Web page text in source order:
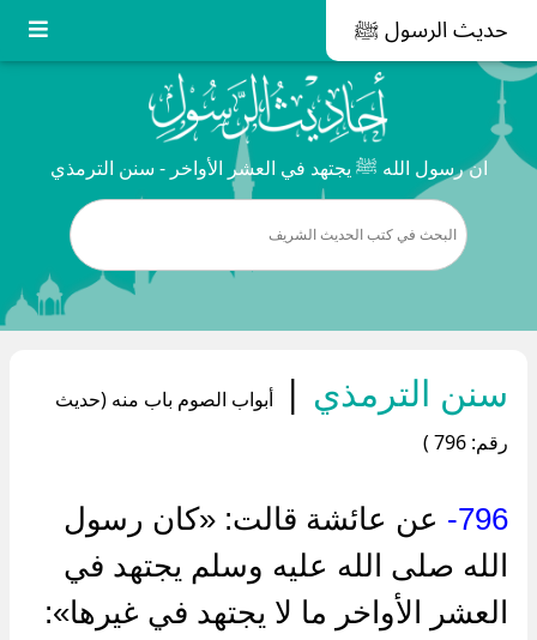
حديث الرسول ﷺ
ان رسول الله ﷺ يجتهد في العشر الأواخر - سنن الترمذي
سنن الترمذي |
أبواب الصوم باب منه (حديث
رقم: 796 )
796-
عن عائشة قالت: «كان رسول
الله صلى الله عليه وسلم يجتهد في
العشر الأواخر ما لا يجتهد في غيرها»: